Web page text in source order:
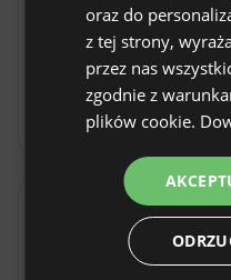
Godzina
Godzina
Bezpłatne
datą przyjazdu
Lokalizacja
Słajszewo , woj.
oraz do
z tej strony,
przez nas
zgodnie z
plików cookie.